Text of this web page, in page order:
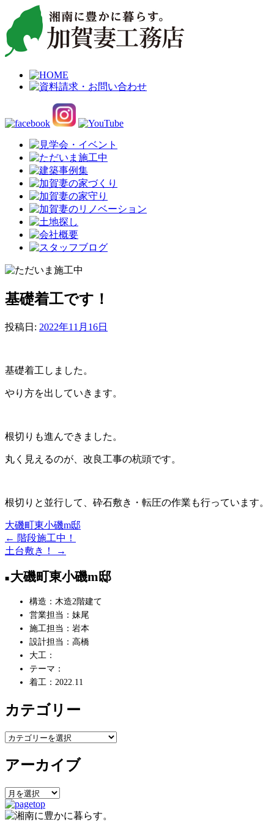
基礎着工です！
投稿日: 2022年11月16日
基礎着工しました。
やり方を出していきます。
根切りも進んできました。
丸く見えるのが、改良工事の杭頭です。
根切りと並行して、砕石敷き・転圧の作業も行っています。
大磯町東小磯m邸
投
稿
ナ
← 階段施工中！
土台敷き！
→
大磯町東小磯m邸
構造：木造2階建て
営業担当：妹尾
施工担当：岩本
設計担当：高橋
大工：
テーマ：
着工：2022.11
カテゴリー
カ
ゴ
ー
アーカイブ
ア
ー
カ